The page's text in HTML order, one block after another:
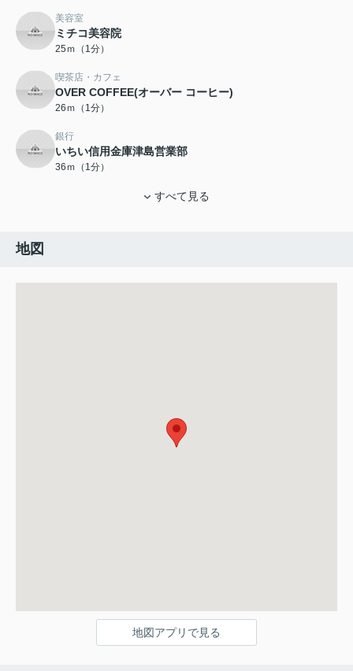
美容室
ミチコ美容院
25ｍ（1分）
喫茶店・カフェ
OVER COFFEE(オーバー コーヒー)
26ｍ（1分）
銀行
いちい信用金庫津島営業部
36ｍ（1分）
すべて見る
地図
地図アプリで見る